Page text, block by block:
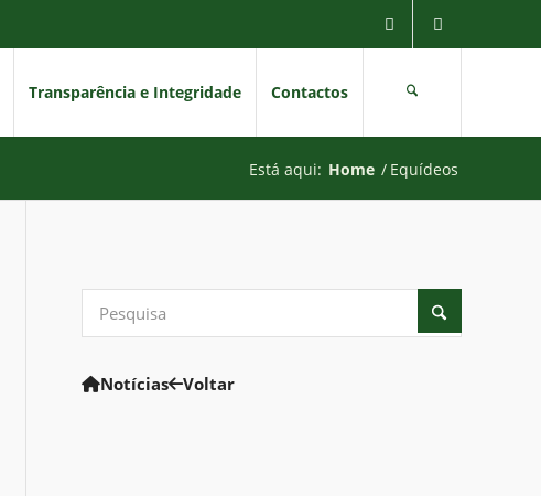
Transparência e Integridade Contactos
Está aqui: Home / Equídeos
Notícias Voltar